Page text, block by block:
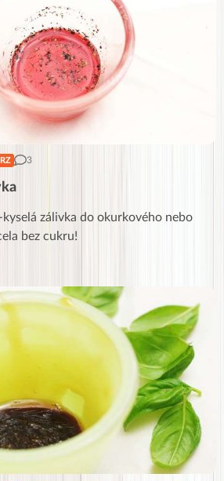
3
kyselá zálivka do okurkového nebo
bez cukru!